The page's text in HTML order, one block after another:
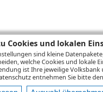
Cookies und lokalen
sind kleine
welche Cookies und lokale
ist Ihre jeweilige Volksbank
entnehmen Sie bitte